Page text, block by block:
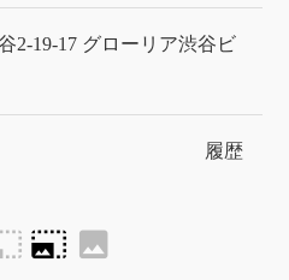
2-19-17 グローリア渋谷ビ
履歴
photo_size_select_large image